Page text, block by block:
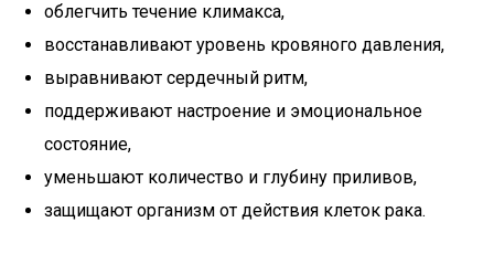
облегчить течение климакса,
восстанавливают уровень кровяного давления,
выравнивают сердечный ритм,
поддерживают настроение и эмоциональное
состояние,
уменьшают количество и глубину приливов,
защищают организм от действия клеток рака.